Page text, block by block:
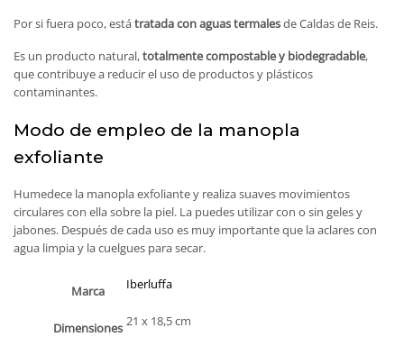
Por si fuera poco, estátratada con aguas termalesde Caldas de Reis.
Es un producto natural,totalmente compostable y biodegradable,
que contribuye a reducir el uso de productos y plásticos
contaminantes.
Modo de empleo de la manopla
exfoliante
Humedece la manopla exfoliante y realiza suaves movimientos
circulares con ella sobre la piel. La puedes utilizar con o sin geles y
jabones. Después de cada uso es muy importante que la aclares con
agua limpia y la cuelgues para secar.
Marca Iberluffa
Dimensiones 21 x 18,5 cm